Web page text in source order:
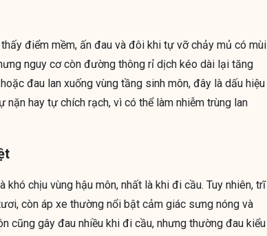
điểm mềm, ấn đau và đôi khi tự vỡ chảy mủ có mùi
nguy cơ còn đường thông rỉ dịch kéo dài lại tăng
đau lan xuống vùng tầng sinh môn, đây là dấu hiệu
hay tự chích rạch, vì có thể làm nhiễm trùng lan
chịu vùng hậu môn, nhất là khi đi cầu. Tuy nhiên, trĩ
còn áp xe thường nổi bật cảm giác sưng nóng và
cũng gây đau nhiều khi đi cầu, nhưng thường đau kiểu